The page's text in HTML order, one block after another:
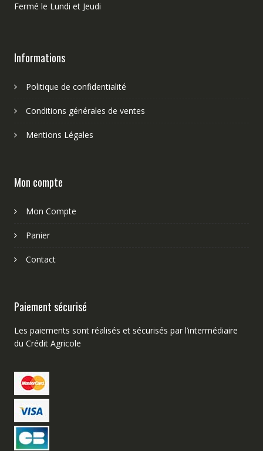
Fermé le Lundi et Jeudi
Informations
Politique de confidentialité
Conditions générales de ventes
Mentions Légales
Mon compte
Mon Compte
Panier
Contact
Paiement sécurisé
Les paiements sont réalisés et sécurisés par l’intermédiaire
du Crédit Agricole